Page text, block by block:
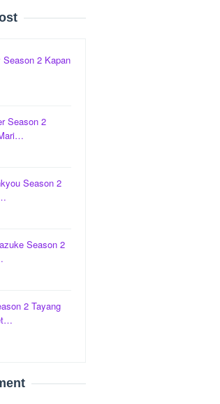
2 Kapan
Season 2
Season 2
Season 2
2 Tayang